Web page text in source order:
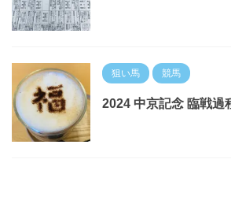
狙い馬 競馬
2024 中京記念 臨戦過